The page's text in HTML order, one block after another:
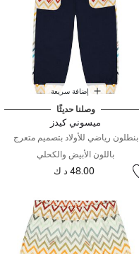
إضافة سريعة
وصلنا حديثًا
ميسوني كيدز
بنطلون رياضي للأولاد بتصميم متعرج
باللون الأبيض والكحلي
48.00 د ك